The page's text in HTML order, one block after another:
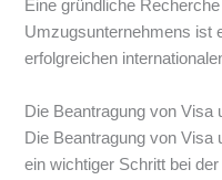
Eine gründliche
Umzugsunternehmens ist
erfolgreichen
Die Beantragung von Visa
Die Beantragung von Visa
ein wichtiger Schritt bei